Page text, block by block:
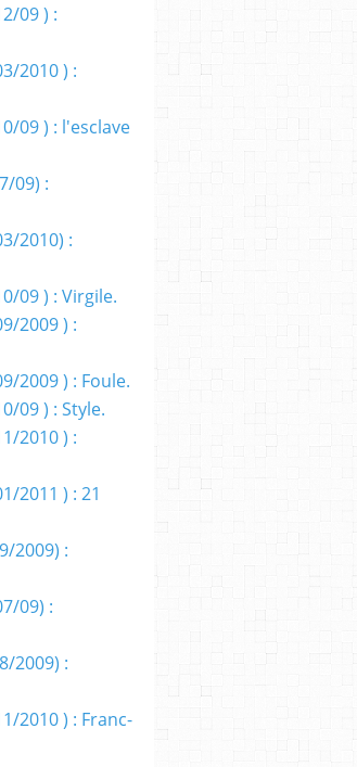
09 ) :
2010 ) :
09 ) : l'esclave
09) :
2010) :
09 ) : Virgile.
2009 ) :
2009 ) : Foule.
09 ) : Style.
2010 ) :
2011 ) : 21
2009) :
09) :
2009) :
2010 ) : Franc-